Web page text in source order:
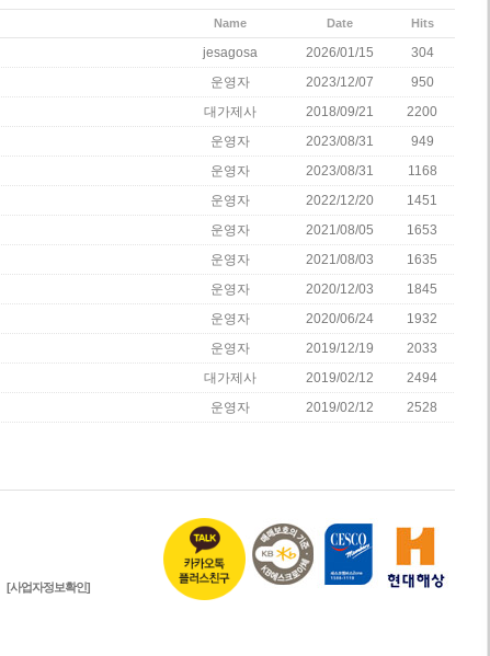
Name Date Hits
jesagosa 2026/01/15
304
운영자 2023/12/07
950
대가제사 2018/09/21
2200
운영자 2023/08/31
949
운영자 2023/08/31
1168
운영자 2022/12/20
1451
운영자 2021/08/05
1653
운영자 2021/08/03
1635
운영자 2020/12/03
1845
운영자 2020/06/24
1932
운영자 2019/12/19
2033
대가제사 2019/02/12
2494
운영자 2019/02/12 2528
[사업자정보확인]